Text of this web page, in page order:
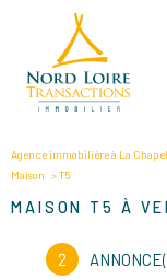
Agence immobilière à La
Maison
T5
MAISON T5 À
2